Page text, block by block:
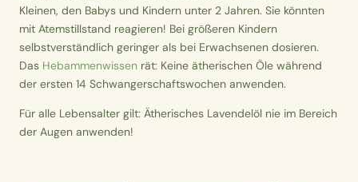
Kleinen, den Babys und Kindern unter 2 Jahren. Sie könnten
mit Atemstillstand reagieren! Bei größeren Kindern
selbstverständlich geringer als bei Erwachsenen dosieren.
Das Hebammenwissen rät: Keine ätherischen Öle während
der ersten 14 Schwangerschaftswochen anwenden.
Für alle Lebensalter gilt: Ätherisches Lavendelöl nie im Bereich
der Augen anwenden!